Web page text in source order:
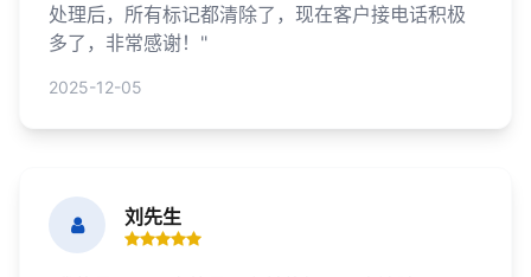
处理后，所有标记都清除了，现在客户接电话积极
多了，非常感谢！"
2025-12-05
刘先生